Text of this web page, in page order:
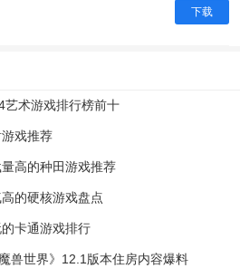
下载
艺术游戏排行榜前十
戏推荐
高的种田游戏推荐
的硬核游戏盘点
卡通游戏排行
兽世界》12.1版本住房内容爆料